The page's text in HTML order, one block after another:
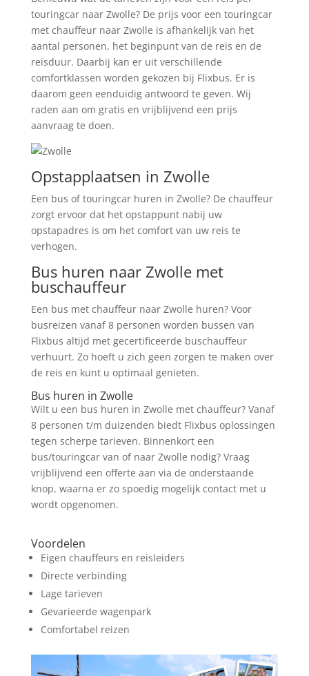
touringcar naar Zwolle? De prijs voor een touringcar
met chauffeur naar Zwolle is afhankelijk van het
aantal personen, het beginpunt van de reis en de
reisduur. Daarbij kan er uit verschillende
comfortklassen worden gekozen bij Flixbus. Er is
daarom geen eenduidig antwoord te geven. Wij
raden aan om gratis en vrijblijvend een prijs
aanvraag te doen.
Opstapplaatsen in Zwolle
Een bus of touringcar huren in Zwolle? De chauffeur
zorgt ervoor dat het opstappunt nabij uw
opstapadres is om het comfort van uw reis te
verhogen.
Bus huren naar Zwolle met
buschauffeur
Een bus met chauffeur naar Zwolle huren? Voor
busreizen vanaf 8 personen worden bussen van
Flixbus altijd met gecertificeerde buschauffeur
verhuurt. Zo hoeft u zich geen zorgen te maken over
de reis en kunt u optimaal genieten.
Bus huren in Zwolle
Wilt u een bus huren in Zwolle met chauffeur? Vanaf
8 personen t/m duizenden biedt Flixbus oplossingen
tegen scherpe tarieven. Binnenkort een
bus/touringcar van of naar Zwolle nodig? Vraag
vrijblijvend een offerte aan via de onderstaande
knop, waarna er zo spoedig mogelijk contact met u
wordt opgenomen.
Voordelen
Eigen chauffeurs en reisleiders
Directe verbinding
Lage tarieven
Gevarieerde wagenpark
Comfortabel reizen